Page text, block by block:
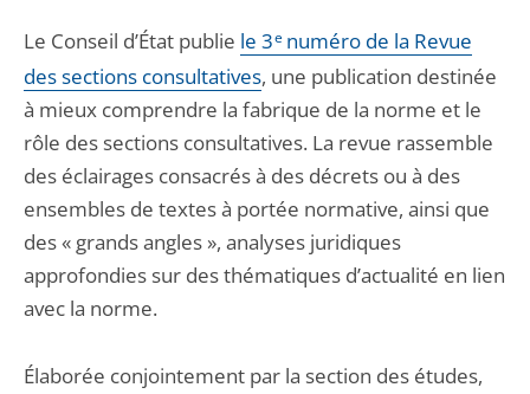
Le Conseil d’État publie le 3enuméro de la Revue
des sections consultatives, une publication destinée
à mieux comprendre la fabrique de la norme et le
rôle des sections consultatives. La revue rassemble
des éclairages consacrés à des décrets ou à des
ensembles de textes à portée normative, ainsi que
des « grands angles », analyses juridiques
approfondies sur des thématiques d’actualité en lien
avec la norme.
Élaborée conjointement par la section des études,